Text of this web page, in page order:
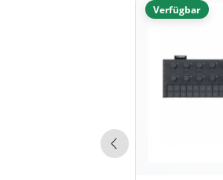
Verfügbar
Vorherige Produkte